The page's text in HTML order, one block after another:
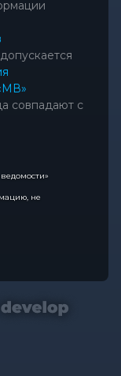
совпадают с
не